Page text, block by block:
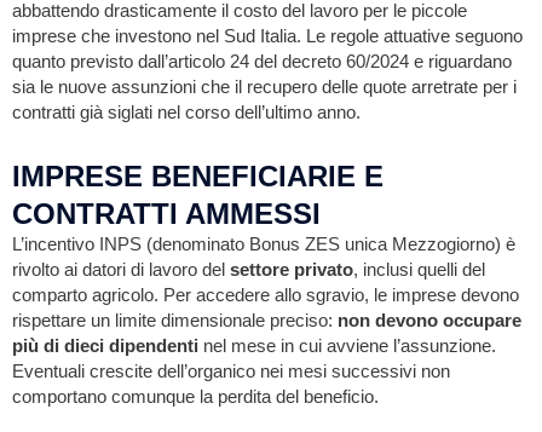
abbattendo drasticamente il costo del lavoro per le piccole
imprese che investono nel Sud Italia. Le regole attuative seguono
quanto previsto dall’articolo 24 del decreto 60/2024 e riguardano
sia le nuove assunzioni che il recupero delle quote arretrate per i
contratti già siglati nel corso dell’ultimo anno.
IMPRESE BENEFICIARIE E
CONTRATTI AMMESSI
L’incentivo INPS (denominato Bonus ZES unica Mezzogiorno) è
rivolto ai datori di lavoro del settore privato, inclusi quelli del
comparto agricolo. Per accedere allo sgravio, le imprese devono
rispettare un limite dimensionale preciso: non devono occupare
più di dieci dipendenti nel mese in cui avviene l’assunzione.
Eventuali crescite dell’organico nei mesi successivi non
comportano comunque la perdita del beneficio.